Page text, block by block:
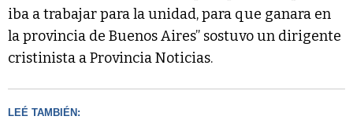
iba a trabajar para la unidad, para que ganara en
la provincia de Buenos Aires” sostuvo un dirigente
cristinista a Provincia Noticias.
LEÉ TAMBIÉN: